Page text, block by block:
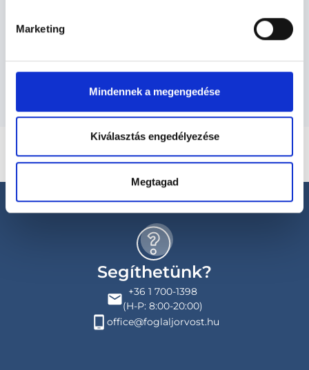
Marketing
Mindennek a megengedése
Kiválasztás engedélyezése
Megtagad
SZAKTERÜLETEK
Szolgáltatások
Segíthetünk?
+36 1 700-1398
(H-P: 8:00-20:00)
office@foglaljorvost.hu